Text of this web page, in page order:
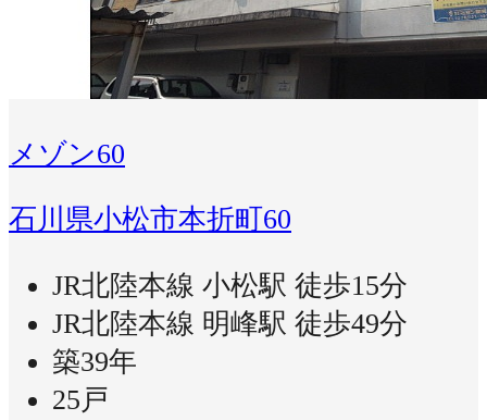
メゾン60
石川県小松市本折町60
JR北陸本線 小松駅 徒歩15分
JR北陸本線 明峰駅 徒歩49分
築39年
25戸